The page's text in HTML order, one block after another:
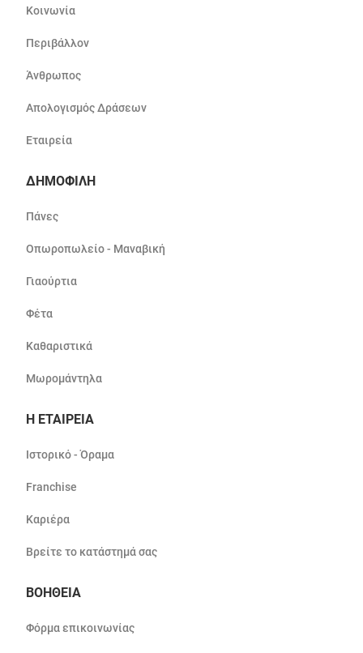
Κοινωνία
Περιβάλλον
Άνθρωπος
Απολογισμός Δράσεων
Εταιρεία
ΔΗΜΟΦΙΛΗ
Πάνες
Οπωροπωλείο - Μαναβική
Γιαούρτια
Φέτα
Καθαριστικά
Μωρομάντηλα
Η ΕΤΑΙΡΕΙΑ
Ιστορικό - Όραμα
Franchise
Καριέρα
Βρείτε το κατάστημά σας
ΒΟΗΘΕΙΑ
Φόρμα επικοινωνίας